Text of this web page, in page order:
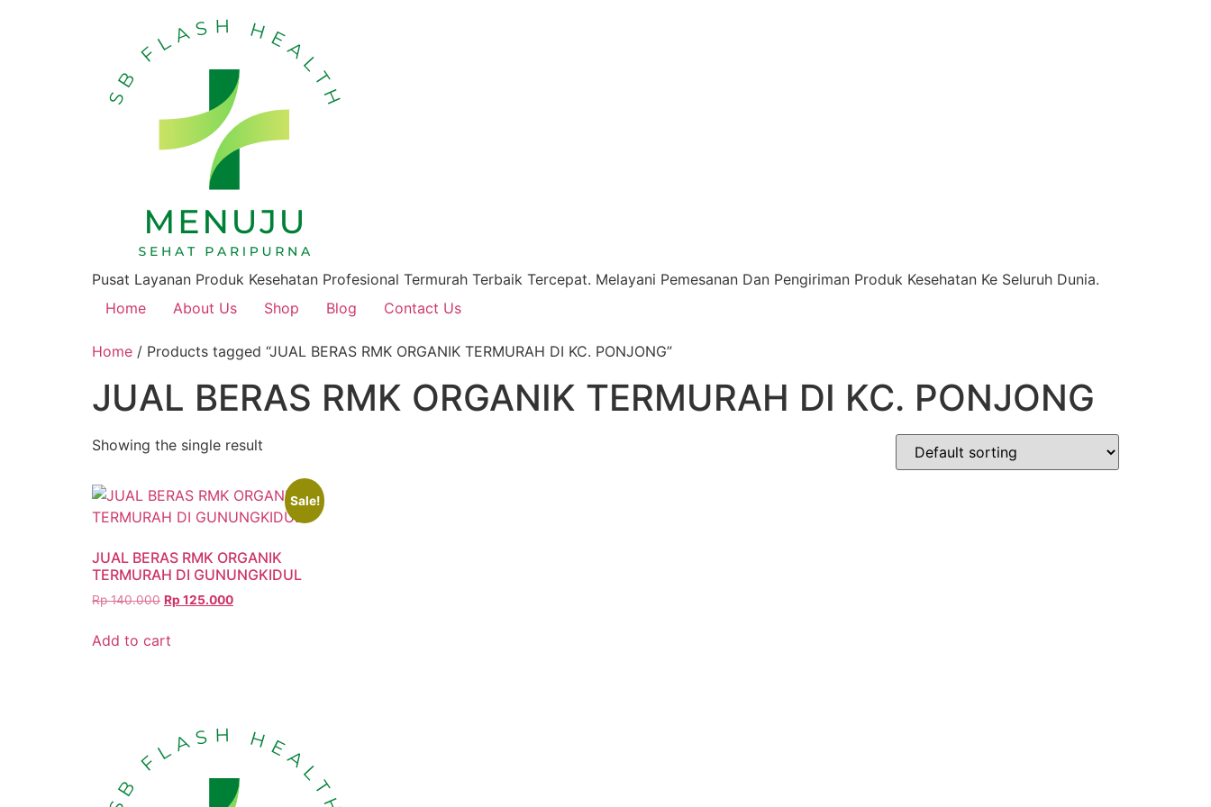
Pusat Layanan Produk Kesehatan Profesional Termurah Terbaik Tercepat. Melayani Pemesanan Dan Pengiriman Produk Kesehatan Ke Seluruh Dunia.
Home
About Us Shop Blog Contact Us
Home / Products tagged “JUAL BERAS RMK ORGANIK TERMURAH DI KC. PONJONG”
JUAL BERAS RMK ORGANIK TERMURAH DI KC. PONJONG
Showing the single result
Sale!
JUAL BERAS RMK ORGANIK
TERMURAH DI GUNUNGKIDUL
Rp140.000 Rp 125.000
Add to cart